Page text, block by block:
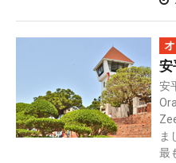
安
安
ま
最